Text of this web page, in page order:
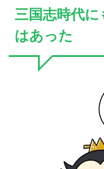
三国志時代
はあった